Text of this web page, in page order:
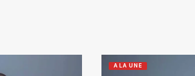
A LA UNE